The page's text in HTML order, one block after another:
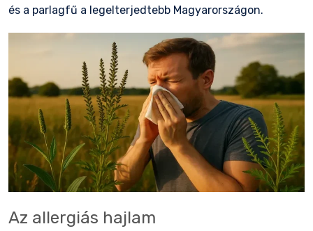
és a parlagfű a legelterjedtebb Magyarországon.
Az allergiás hajlam